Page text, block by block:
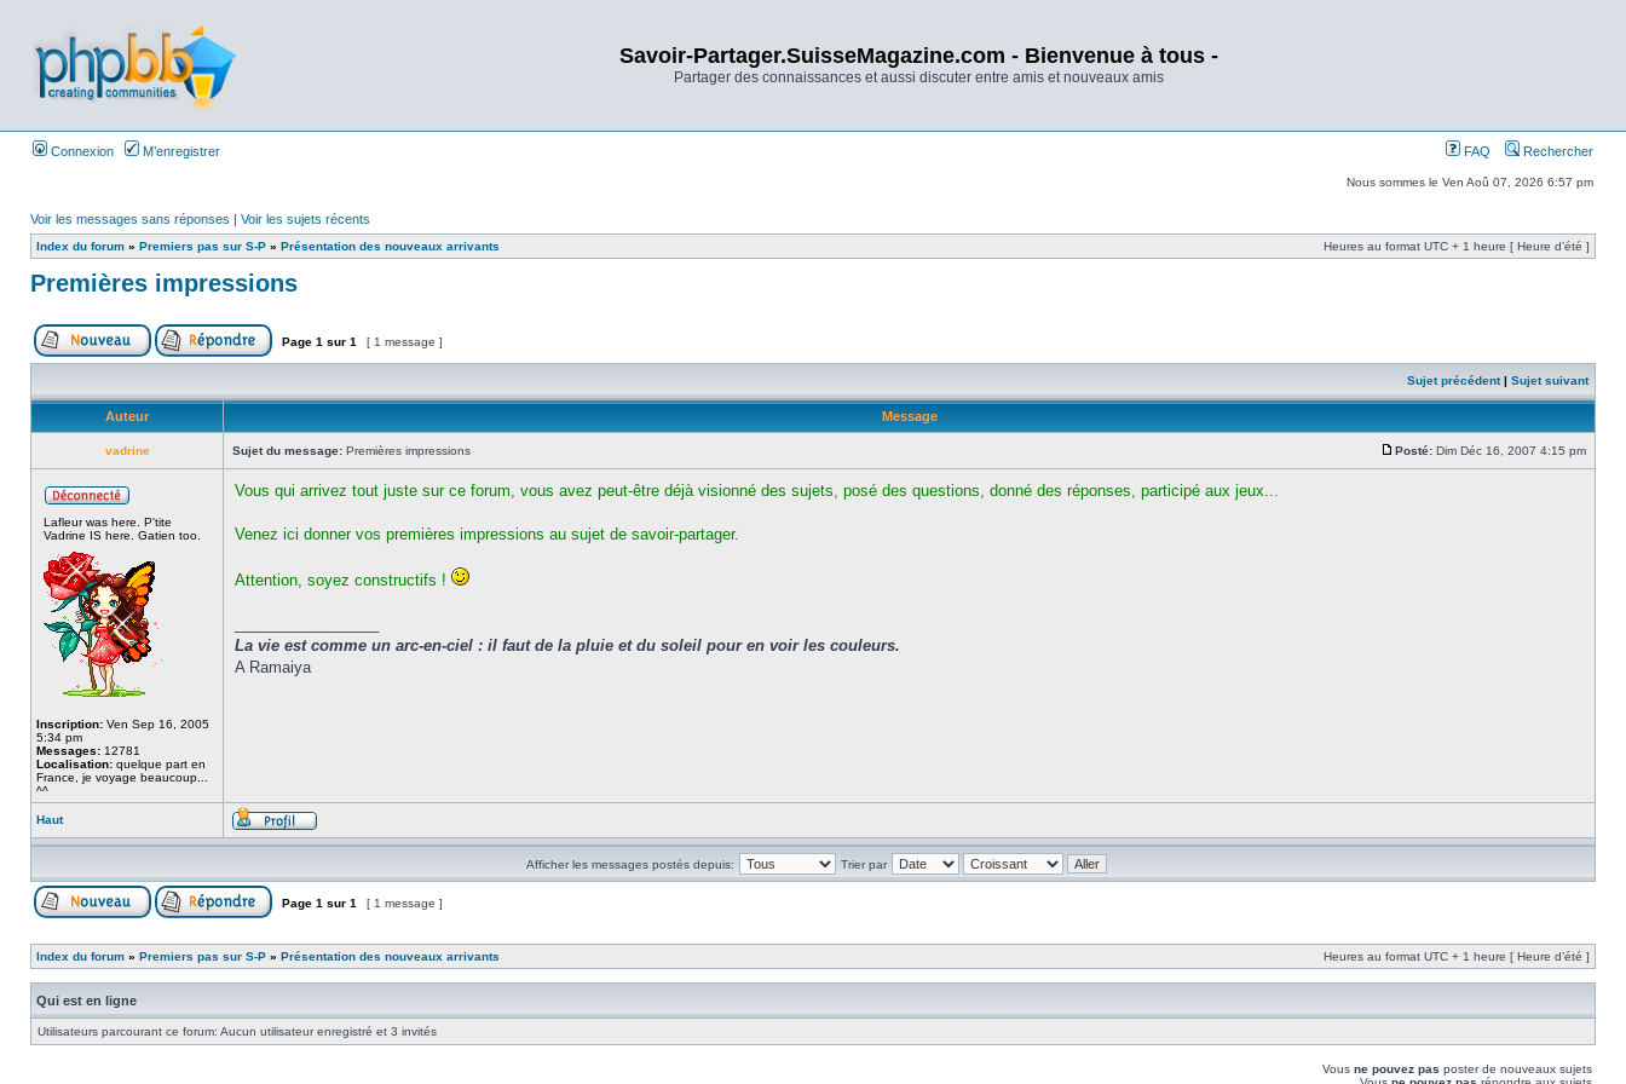
Savoir-Partager.SuisseMagazine.com - Bienvenue à tous -
Partager des connaissances et aussi discuter entre amis et nouveaux amis
Connexion M’enregistrer FAQ Rechercher
Nous sommes le Ven Aoû 07, 2026 6:57 pm
Voir les messages sans réponses | Voir les sujets récents
Index du forum » Premiers pas sur S-P » Présentation des nouveaux arrivants Heures au format UTC + 1 heure [ Heure d’été ]
Premières impressions
Page 1 sur 1 [ 1 message ]
Sujet précédent| Sujet suivant
Auteur Message
vadrine Sujet du message: Premières impressions Posté: Dim Déc 16, 2007 4:15 pm
Lafleur was here. P'tite
Vadrine IS here. Gatien too.
Inscription: Ven Sep 16, 2005
5:34 pm
Messages: 12781
Localisation: quelque part en
France, je voyage beaucoup...
^^
Vous qui arrivez tout juste sur ce forum, vous avez peut-être déjà visionné des sujets, posé des questions, donné des réponses, participé aux jeux...
Venez ici donner vos premières impressions au sujet de savoir-partager.
Attention, soyez constructifs !
La vie est comme un arc-en-ciel : il faut de la pluie et du soleil pour en voir les couleurs.
A Ramaiya
Haut
Afficher les messages postés depuis: Trier par
Page 1 sur 1 [ 1 message ]
Index du forum » Premiers pas sur S-P » Présentation des nouveaux arrivants Heures au format UTC + 1 heure [ Heure d’été ]
Qui est en ligne
Utilisateurs parcourant ce forum: Aucun utilisateur enregistré et 3 invités
Vous ne pouvez pas poster de nouveaux sujets